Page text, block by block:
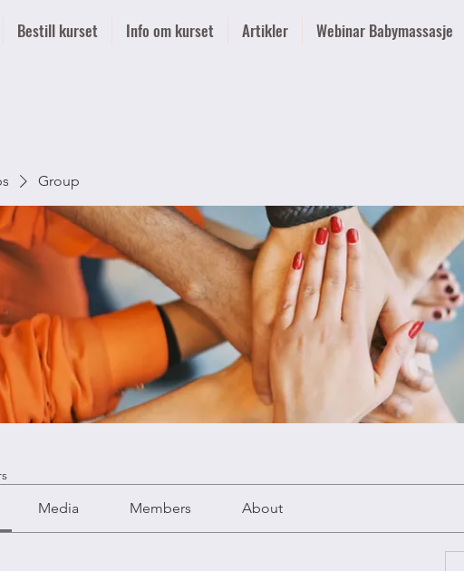
Bestill kurset Info om kurset Artikler Webinar Babymassasje
Group
Media Members About